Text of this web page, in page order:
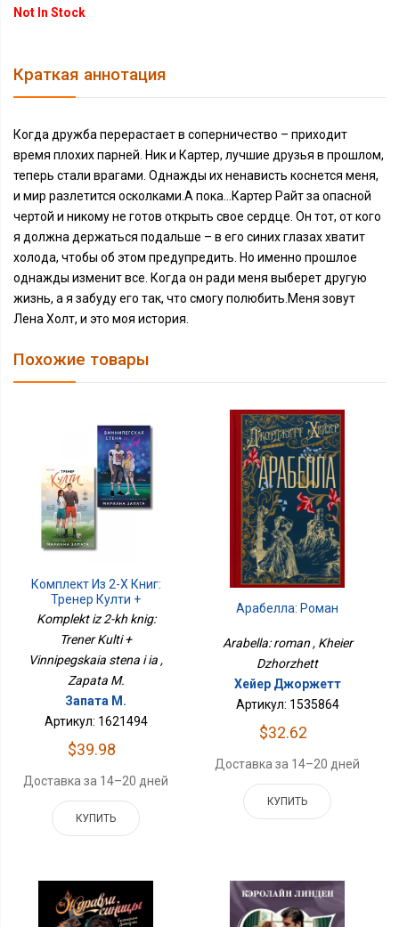
Not In Stock
Краткая аннотация
Когда дружба перерастает в соперничество – приходит
время плохих парней. Ник и Картер, лучшие друзья в прошлом,
теперь стали врагами. Однажды их ненависть коснется меня,
и мир разлетится осколками.А пока…Картер Райт за опасной
чертой и никому не готов открыть свое сердце. Он тот, от кого
я должна держаться подальше – в его синих глазах хватит
холода, чтобы об этом предупредить. Но именно прошлое
однажды изменит все. Когда он ради меня выберет другую
жизнь, а я забуду его так, что смогу полюбить.Меня зовут
Лена Холт, и это моя история.
Похожие товары
Комплект Из 2-Х Книг:
Тренер Култи +
Виннипегская Стена И Я
Komplekt iz 2-kh knig:
Trener Kulti +
Vinnipegskaia stena i ia ,
Zapata M.
Запата М.
Артикул: 1621494
$39.98
Доставка за 14–20 дней
КУПИТЬ
Арабелла: Роман
Arabella: roman , Kheier
Dzhorzhett
Хейер Джоржетт
Артикул: 1535864
$32.62
Доставка за 14–20 дней
КУПИТЬ